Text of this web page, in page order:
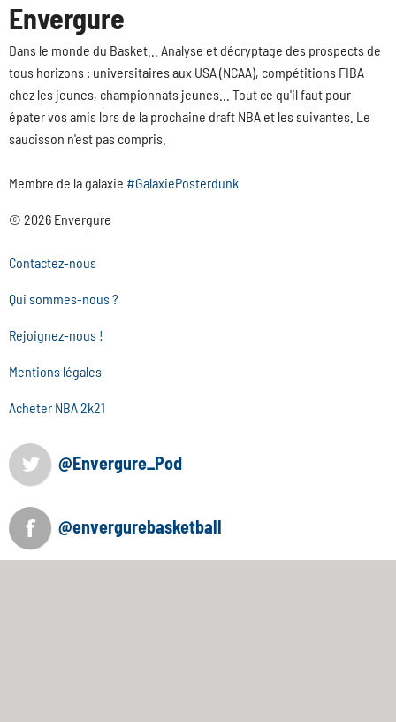
Envergure
Dans le monde du Basket... Analyse et décryptage des prospects de
tous horizons : universitaires aux USA (NCAA), compétitions FIBA
chez les jeunes, championnats jeunes... Tout ce qu'il faut pour
épater vos amis lors de la prochaine draft NBA et les suivantes. Le
saucisson n'est pas compris.
Membre de la galaxie #GalaxiePosterdunk
© 2026 Envergure
Contactez-nous
Qui sommes-nous ?
Rejoignez-nous !
Mentions légales
Acheter NBA 2k21
@Envergure_Pod
@envergurebasketball